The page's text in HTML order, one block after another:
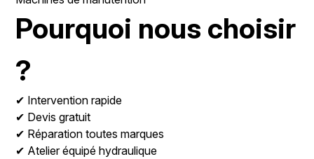
Pourquoi nous choisir
?
✔ Intervention rapide
✔ Devis gratuit
✔ Réparation toutes marques
✔ Atelier équipé hydraulique